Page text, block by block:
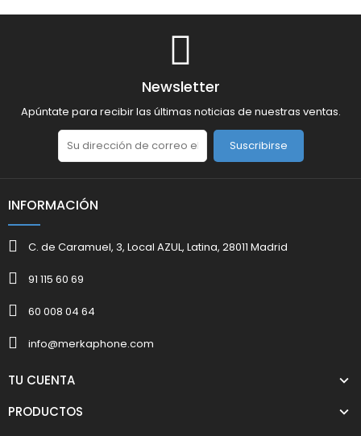
Newsletter
Apúntate para recibir las últimas noticias de nuestras ventas.
Suscribirse
INFORMACIÓN
C. de Caramuel, 3, Local AZUL, Latina, 28011 Madrid
91 115 60 69
60 008 04 64
info@merkaphone.com
TU CUENTA
PRODUCTOS